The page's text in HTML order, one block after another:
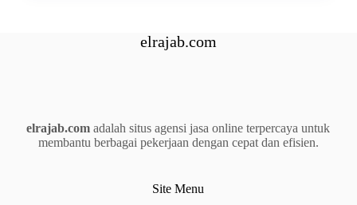
elrajab.com
elrajab.com adalah situs agensi jasa online terpercaya untuk
membantu berbagai pekerjaan dengan cepat dan efisien.
Site Menu